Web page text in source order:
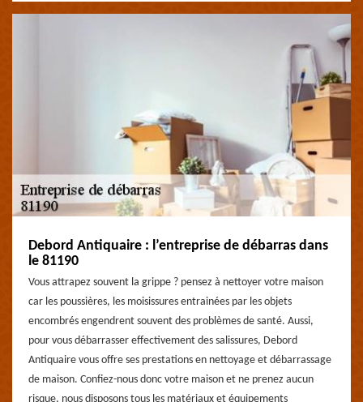
Debord Antiquaire : l’entreprise de débarras dans
le 81190
Vous attrapez souvent la grippe ? pensez à nettoyer votre maison
car les poussières, les moisissures entrainées par les objets
encombrés engendrent souvent des problèmes de santé. Aussi,
pour vous débarrasser effectivement des salissures, Debord
Antiquaire vous offre ses prestations en nettoyage et débarrassage
de maison. Confiez-nous donc votre maison et ne prenez aucun
risque, nous disposons tous les matériaux et équipements